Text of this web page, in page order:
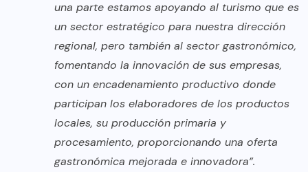
una parte estamos apoyando al turismo que es
un sector estratégico para nuestra dirección
regional, pero también al sector gastronómico,
fomentando la innovación de sus empresas,
con un encadenamiento productivo donde
participan los elaboradores de los productos
locales, su producción primaria y
procesamiento, proporcionando una oferta
gastronómica mejorada e innovadora”.